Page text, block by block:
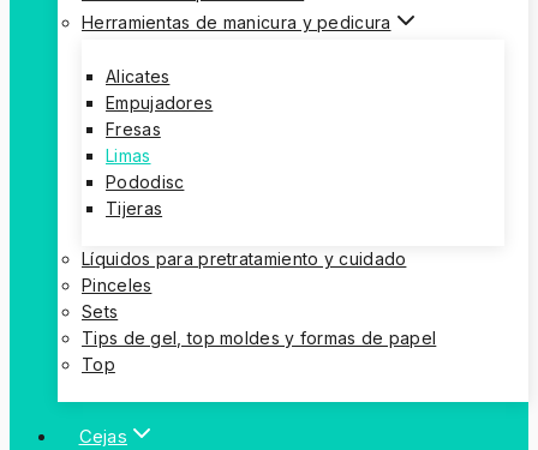
Herramientas de manicura y pedicura
Alicates
Empujadores
Fresas
Limas
Pododisc
Tijeras
Líquidos para pretratamiento y cuidado
Pinceles
Sets
Tips de gel, top moldes y formas de papel
Top
Cejas